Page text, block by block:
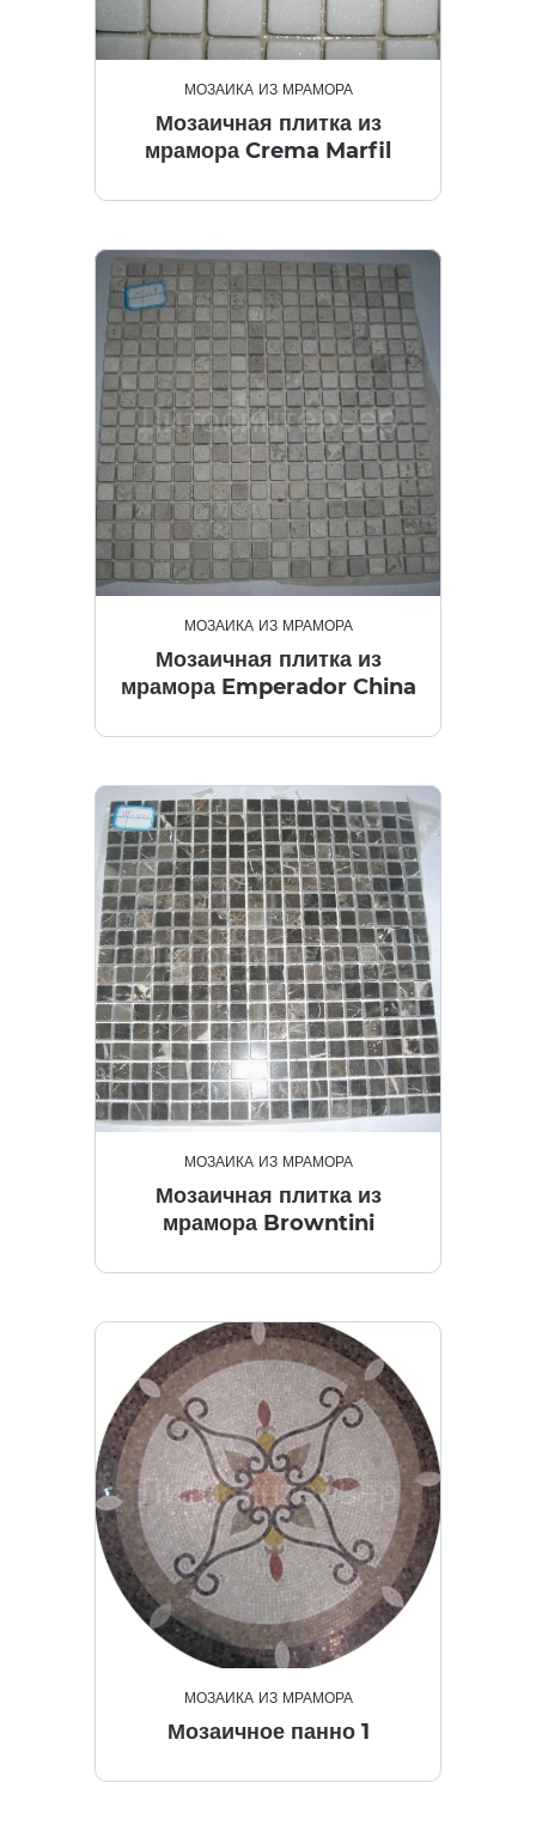
МОЗАИКА ИЗ МРАМОРА
Мозаичная плитка из
мрамора Crema Marfil
МОЗАИКА ИЗ МРАМОРА
Мозаичная плитка из
мрамора Emperador China
МОЗАИКА ИЗ МРАМОРА
Мозаичная плитка из
мрамора Browntini
МОЗАИКА ИЗ МРАМОРА
Мозаичное панно 1